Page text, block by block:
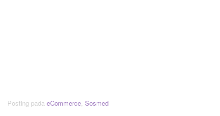
Posting pada eCommerce, Sosmed